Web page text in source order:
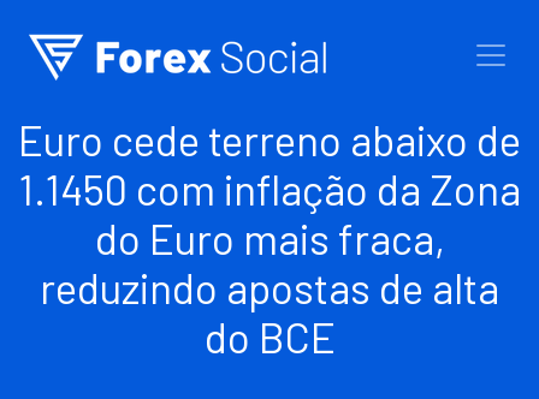
Euro cede terreno abaixo de
1.1450 com inflação da Zona
do Euro mais fraca,
reduzindo apostas de alta
do BCE